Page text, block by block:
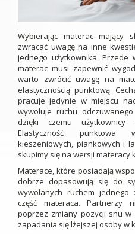
Wybierając materac mający
zwracać uwagę na inne
jednego użytkownika. Przede
materac musi zapewnić
warto zwrócić uwagę na
elastycznością punktową.
pracuje jedynie w miejscu
wywołuje ruchu
dzięki czemu
Elastyczność punktowa
kieszeniowych, piankowych i
skupimy się na wersji materacy
Materace, które posiadają
dobrze dopasowują się do
wywołanych ruchem
część materaca. Partnerzy
poprzez zmiany pozycji snu
zapadania się lżejszej osoby w